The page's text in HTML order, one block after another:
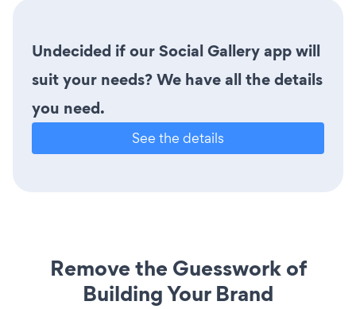
Undecided if our Social Gallery app will
suit your needs? We have all the details
you need.
See the details
Remove the Guesswork of
Building Your Brand